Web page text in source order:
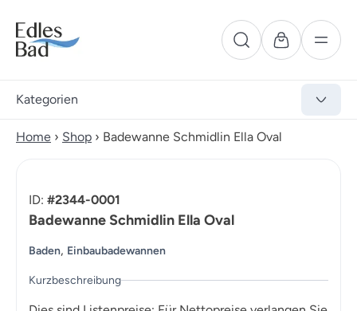
Kategorien
Home › Shop › Badewanne Schmidlin Ella Oval
ID: #2344-0001
Badewanne Schmidlin Ella Oval
Baden, Einbaubadewannen
Kurzbeschreibung